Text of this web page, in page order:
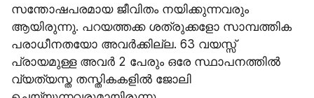
സന്തോഷപരമായ ജീവിതം നയിക്കുന്നവരും
ആയിരുന്നു. പറയത്തക്ക ശത്രുക്കളോ സാമ്പത്തിക
പരാധീനതയോ അവർക്കില്ല. 63 വയസ്സ്
പ്രായമുള്ള അവർ 2 പേരും ഒരേ സ്ഥാപനത്തിൽ
വ്യത്യസ്ത തസ്തികകളിൽ ജോലി